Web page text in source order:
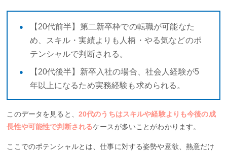
【20代前半】第二新卒枠での転職が可能なた
め、スキル・実績よりも人柄・やる気などのポ
テンシャルで判断される。
【20代後半】新卒入社の場合、社会人経験が5
年以上になるため実務経験も求められる。
このデータを見ると、 20代のうちはスキルや経験よりも今後の成
長性や可能性で判断されるケースが多いことがわかります。
ここでのポテンシャルとは、仕事に対する姿勢や意欲、熱意だけ